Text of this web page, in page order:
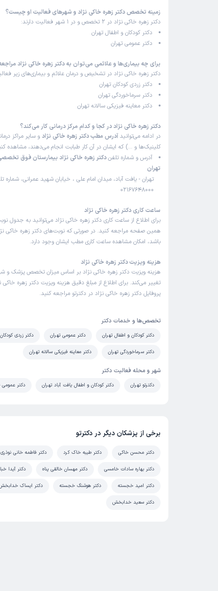
زمینه تخصص دکتر زهره خاکی نژاد و شهرهای فعالیت او چیست؟
دکتر زهره خاکی نژاد در 2 تخصص و در 1 شهر فعالیت دارند:
دکتر کودکان و اطفال تهران
دکتر عمومی تهران
برای چه بیماری‌ها و علائمی می‌توان به دکتر زهره خاکی نژاد
دکتر زهره خاکی نژاد در تشخیص و درمان علائم و بیماری‌های زیر
دکتر زردی کودکان تهران
دکتر سرماخوردگی تهران
دکتر معاینه فیزیکی سالانه تهران
دکتر زهره خاکی نژاد در کجا و کدام مرکز درمانی کار می‌کند؟
در ادامه می‌توانید آدرس مطب دکتر زهره خاکی نژاد و سایر مراکز
کلینیک‌ها و …) که ایشان در آن کار طبابت انجام می‌دهند، مشاهده
آدرس و شماره تلفندکتر زهره خاکی نژاد بیمارستان فوق
تهران
تهران - یافت آباد، میدان امام علی ، خیابان شهید عمرانی، شماره
02167648000
ساعت کاری دکتر زهره خاکی نژاد
برای اطلاع از ساعت کاری دکتر زهره خاکی نژاد می‌توانید به جدول
همین صفحه مراجعه کنید. در صورتی که نوبت‌های دکتر زهره خاکی
باشد، امکان مشاهده ساعت کاری مطب ایشان وجود دارد.
هزینه ویزیت دکتر زهره خاکی نژاد
هزینه ویزیت دکتر زهره خاکی نژاد بر اساس میزان تخصص پزشک
تغییر می‌کند. برای اطلاع از مبلغ دقیق هزینه ویزیت دکتر زهره خاکی
پروفایل دکتر زهره خاکی نژاد در دکترتو مراجعه کنید.
تخصص‌ها و خدمات دکتر
دکتر کودکان و اطفال تهران دکتر عمومی تهران دکتر زردی
دکتر سرماخوردگی تهران دکتر معاینه فیزیکی سالانه تهران
شهر و محله فعالیت دکتر
دکترتو تهران دکتر کودکان و اطفال یافت آباد تهران دکتر عمومی
برخی از پزشکان دیگر در دکترتو
دکتر محسن خاکی دکتر طیبه خاک کرد دکتر فاطمه خانی نوذری
دکتر بهاره سادات خامسی دکتر مهسان خالقی پناه دکتر آیدا
دکتر امید خجسته دکتر هوشنگ خجسته دکتر ایساک
دکتر سعید خدابخش